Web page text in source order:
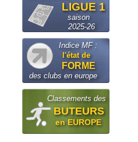
LIGUE 1
saison
2025-26
Indice MF :
l'état de
FORME
des clubs en europe
Classements des
BUTEURS
en EUROPE